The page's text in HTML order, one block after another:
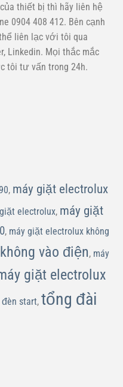
thiết bị thì hãy liên hệ
0904 408 412. Bên cạnh
liên lạc với tôi qua
Linkedin. Mọi thắc mắc
tôi tư vấn trong 24h.
, máy giặt electrolux
electrolux, máy giặt
, máy giặt electrolux không
vào điện, máy
giặt electrolux
start, tổng đài